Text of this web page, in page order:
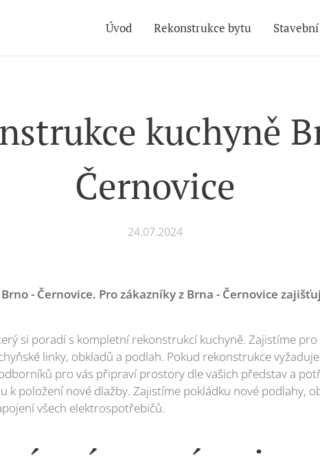
Úvod Rekonstrukce bytu
kuchyně
Černovice
24.07.2024
- Černovice. Pro zákazníky z Brna - Černovice
si poradí s kompletní rekonstrukcí kuchyně. Zajistíme
linky, obkladů a podlah. Pokud rekonstrukce
pro vás připraví prostory dle vašich představ a
k položení nové dlažby. Zajistíme pokládku nové podlahy,
všech elektrospotřebičů.